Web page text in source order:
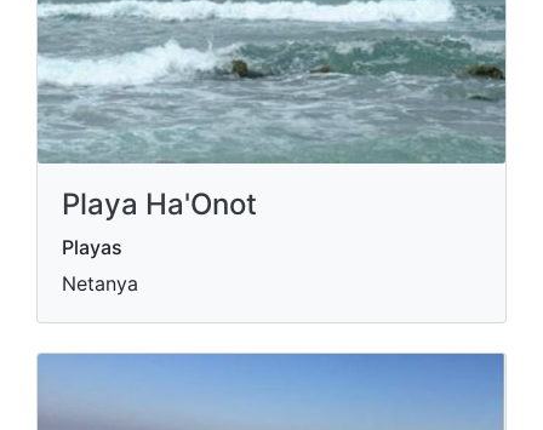
Playa Ha'Onot
Playas
Netanya